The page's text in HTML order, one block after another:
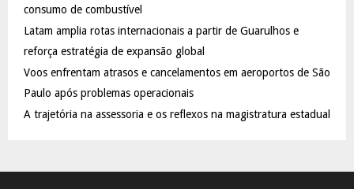
:consumo de combustível
Latam amplia rotas internacionais a partir de Guarulhos e
reforça estratégia de expansão global
Voos enfrentam atrasos e cancelamentos em aeroportos de São
Paulo após problemas operacionais
A trajetória na assessoria e os reflexos na magistratura estadual